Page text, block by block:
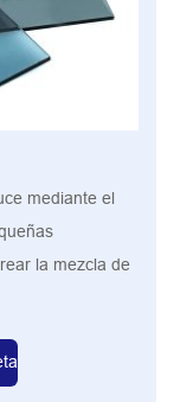
mediante el
la mezcla de